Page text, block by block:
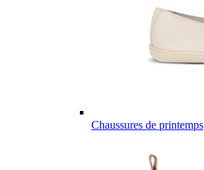
Chaussures de printemps